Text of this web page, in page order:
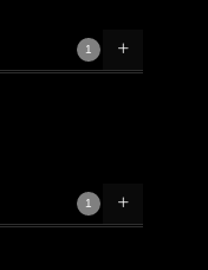
1
1